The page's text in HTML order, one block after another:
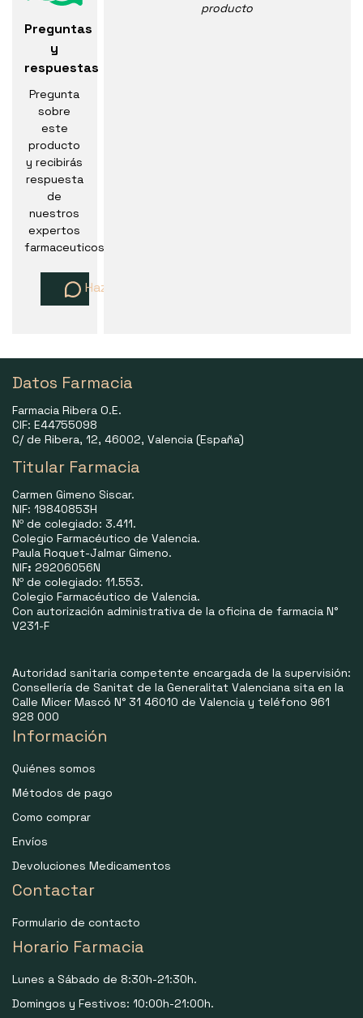
Preguntas
y
respuestas
Pregunta
sobre
este
producto
y recibirás
respuesta
de
nuestros
expertos
farmaceuticos
Haz una pregunta
producto
Datos Farmacia
Farmacia Ribera O.E.
CIF: E44755098
C/ de Ribera, 12, 46002, Valencia (España)
Titular Farmacia
Carmen Gimeno Siscar.
NIF: 19840853H
Nº de colegiado: 3.411.
Colegio Farmacéutico de Valencia.
Paula Roquet-Jalmar Gimeno.
NIF: 29206056N
Nº de colegiado: 11.553.
Colegio Farmacéutico de Valencia.
Con autorización administrativa de la oficina de farmacia N°
V231-F
Autoridad sanitaria competente encargada de la supervisión:
Consellería de Sanitat de la Generalitat Valenciana sita en la
Calle Micer Mascó N° 31 46010 de Valencia y teléfono 961
928 000
Información
Quiénes somos
Métodos de pago
Como comprar
Envíos
Devoluciones Medicamentos
Contactar
Formulario de contacto
Horario Farmacia
Lunes a Sábado de 8:30h-21:30h.
Domingos y Festivos: 10:00h-21:00h.